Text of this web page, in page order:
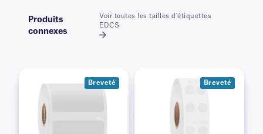
Produits
connexes
Voir toutes les tailles d'étiquettes
EDCS
Breveté Breveté